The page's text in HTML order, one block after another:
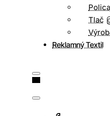
Tlač
Reklamný Textil